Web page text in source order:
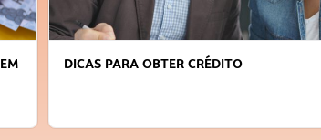
FAÇA A DIFERENÇA: SEJA SUSTENTÁVEL,